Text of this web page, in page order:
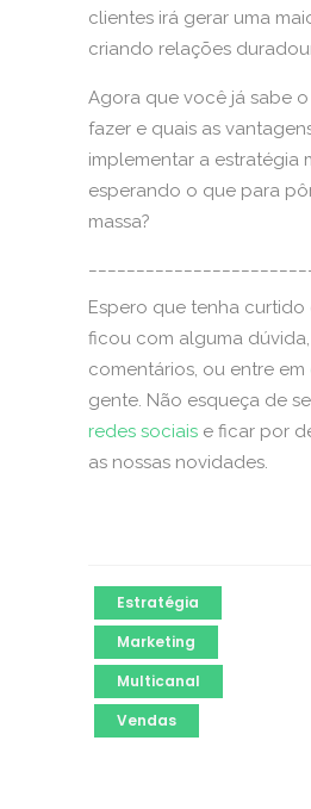
clientes irá gerar uma
criando relações
Agora que você já sabe
fazer e quais as
implementar a estratégia
esperando o que para
massa?
Espero que tenha
ficou com alguma
comentários, ou entre em
gente. Não esqueça de
redes sociais e ficar por
as nossas novidades.
Estratégia
Marketing
Multicanal
Vendas